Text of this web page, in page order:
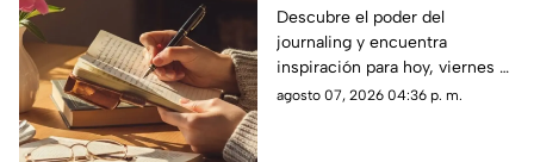
viernes 7 de junio de
2026: Usa este journal
prompt y termina tu
día lleno de gratitud
Descubre el poder del
journaling y encuentra
inspiración para hoy, viernes 7
de junio de 2026. Un prompt
agosto 07, 2026 04:36 p. m.